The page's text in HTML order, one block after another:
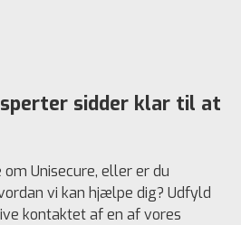
sidder klar til at
Unisecure, eller er du
vi kan hjælpe dig? Udfyld
kontaktet af en af vores